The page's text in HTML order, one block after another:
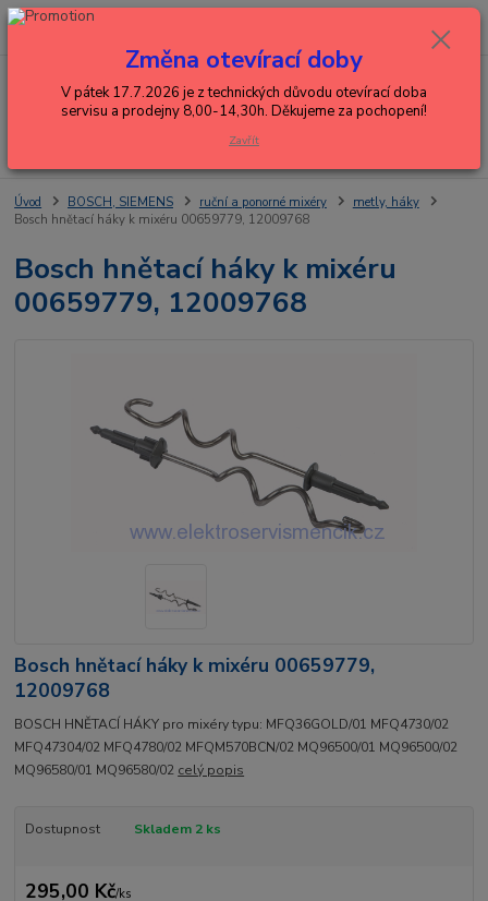
Menu
+420 602 288 130
0,00 Kč
Úvod BOSCH, SIEMENS ruční a ponorné mixéry
metly, háky
Bosch hnětací háky k mixéru 00659779, 12009768
Bosch hnětací háky k mixéru
00659779, 12009768
Bosch hnětací háky k mixéru 00659779,
12009768
BOSCH HNĚTACÍ HÁKY pro mixéry typu: MFQ36GOLD/01 MFQ4730/02
MFQ47304/02 MFQ4780/02 MFQM570BCN/02 MQ96500/01 MQ96500/02
MQ96580/01 MQ96580/02 celý popis
Dostupnost Skladem 2 ks
295,00 Kč/ks
Změna otevírací doby
V pátek 17.7.2026 je z technických důvodu otevírací doba
servisu a prodejny 8,00-14,30h. Děkujeme za pochopení!
Zavřít